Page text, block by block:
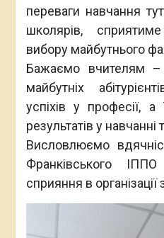
переваги навчання
школярів,
вибору майбутнього
Бажаємо вчителям
майбутніх
успіхів у професії,
результатів у
Висловлюємо
Франківського
сприяння в організації